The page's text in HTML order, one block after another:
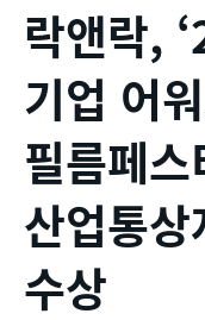
락앤락,
기업 어
필름페스
산업통
수상